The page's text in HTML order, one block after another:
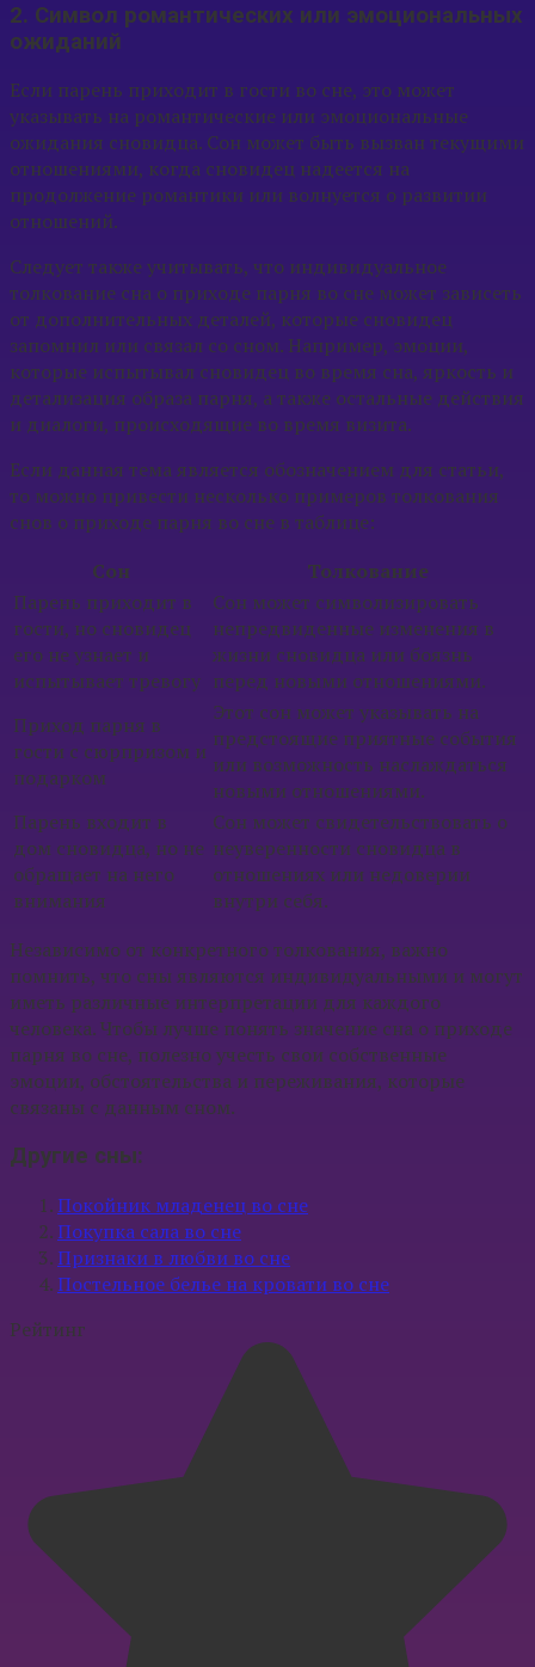
2. Символ романтических или эмоциональных
ожиданий
Если парень приходит в гости во сне, это может
указывать на романтические или эмоциональные
ожидания сновидца. Сон может быть вызван текущими
отношениями, когда сновидец надеется на
продолжение романтики или волнуется о развитии
отношений.
Следует также учитывать, что индивидуальное
толкование сна о приходе парня во сне может зависеть
от дополнительных деталей, которые сновидец
запомнил или связал со сном. Например, эмоции,
которые испытывал сновидец во время сна, яркость и
детализация образа парня, а также остальные действия
и диалоги, происходящие во время визита.
Если данная тема является обозначением для статьи,
то можно привести несколько примеров толкования
снов о приходе парня во сне в таблице:
Сон
Толкование
Парень приходит в
гости, но сновидец
его не узнает и
испытывает тревогу
Сон может символизировать
непредвиденные изменения в
жизни сновидца или боязнь
перед новыми отношениями.
Приход парня в
гости с сюрпризом и
подарком
Этот сон может указывать на
предстоящие приятные события
или возможность наслаждаться
новыми отношениями.
Парень входит в
дом сновидца, но не
обращает на него
внимания
Сон может свидетельствовать о
неуверенности сновидца в
отношениях или недоверии
внутри себя.
Независимо от конкретного толкования, важно
помнить, что сны являются индивидуальными и могут
иметь различные интерпретации для каждого
человека. Чтобы лучше понять значение сна о приходе
парня во сне, полезно учесть свои собственные
эмоции, обстоятельства и переживания, которые
связаны с данным сном.
Другие сны:
Покойник младенец во сне
Покупка сала во сне
Признаки в любви во сне
Постельное белье на кровати во сне
Рейтинг